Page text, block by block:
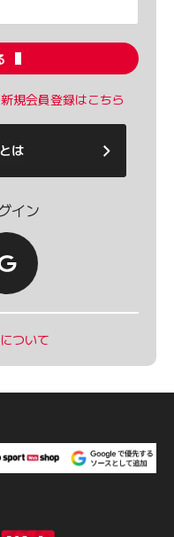
新規会員登録はこちら
イン
ついて